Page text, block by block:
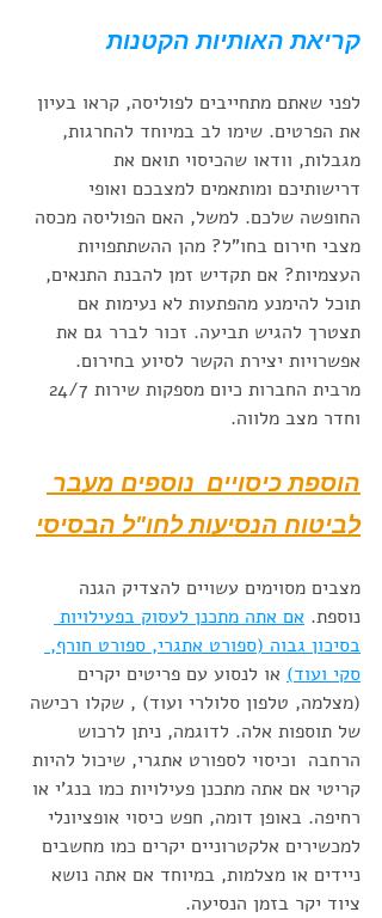
קריאת האותיות הקטנות
לפני שאתם מתחייבים לפוליסה, קראו בעיון
את הפרטים. שימו לב במיוחד להחרגות,
מגבלות, וודאו שהכיסוי תואם את
דרישותיכם ומותאמים למצבכם ואופי
החופשה שלכם. למשל, האם הפוליסה מכסה
מצבי חירום בחו"ל? מהן ההשתתפויות
העצמיות? אם תקדיש זמן להבנת התנאים,
תוכל להימנע מהפתעות לא נעימות אם
תצטרך להגיש תביעה. זכור לברר גם את
אפשרויות יצירת הקשר לסיוע בחירום.
וחדר מצב מלווה.
הוספת כיסויים  נוספים מעבר
לביטוח הנסיעות לחו"ל הבסיסי
מצבים מסוימים עשויים להצדיק הגנה
נוספת. אם אתה מתכנן לעסוק בפעילויות
בסיכון גבוה (ספורט אתגרי, ספורט חורף,
סקי ועוד) או לנסוע עם פריטים יקרים
(מצלמה, טלפון סלולרי ועוד) , שקלו רכישה
של תוספות אלה. לדוגמה, ניתן לרכוש
הרחבה  וכיסוי לספורט אתגרי, שיכול להיות
קריטי אם אתה מתכנן פעילויות כמו בנג'י או
רחיפה. באופן דומה, חפש כיסוי אופציונלי
למכשירים אלקטרוניים יקרים כמו מחשבים
ניידים או מצלמות, במיוחד אם אתה נושא
ציוד יקר בזמן הנסיעה.